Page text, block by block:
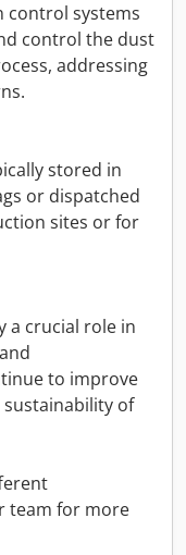
control systems
control the dust
addressing
stored in
or dispatched
sites or for
a crucial role in
to improve
of
team for more